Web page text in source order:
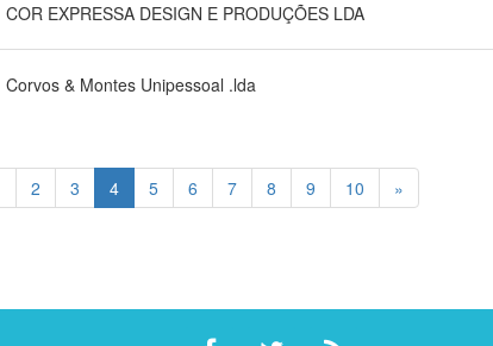
COR EXPRESSA DESIGN E PRODUÇÕES LDA
Corvos & Montes Unipessoal .lda
2 3 4 5 6 7 8 9 10 »